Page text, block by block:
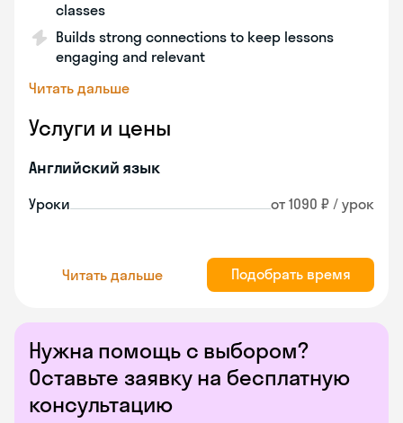
Нужна помощь с выбором?
Оставьте заявку на бесплатную
консультацию
classes
Builds strong connections to keep lessons
engaging and relevant
Читать дальше
Услуги и цены
Английский язык
Уроки от 1090 ₽ / урок
Читать дальше Подобрать время